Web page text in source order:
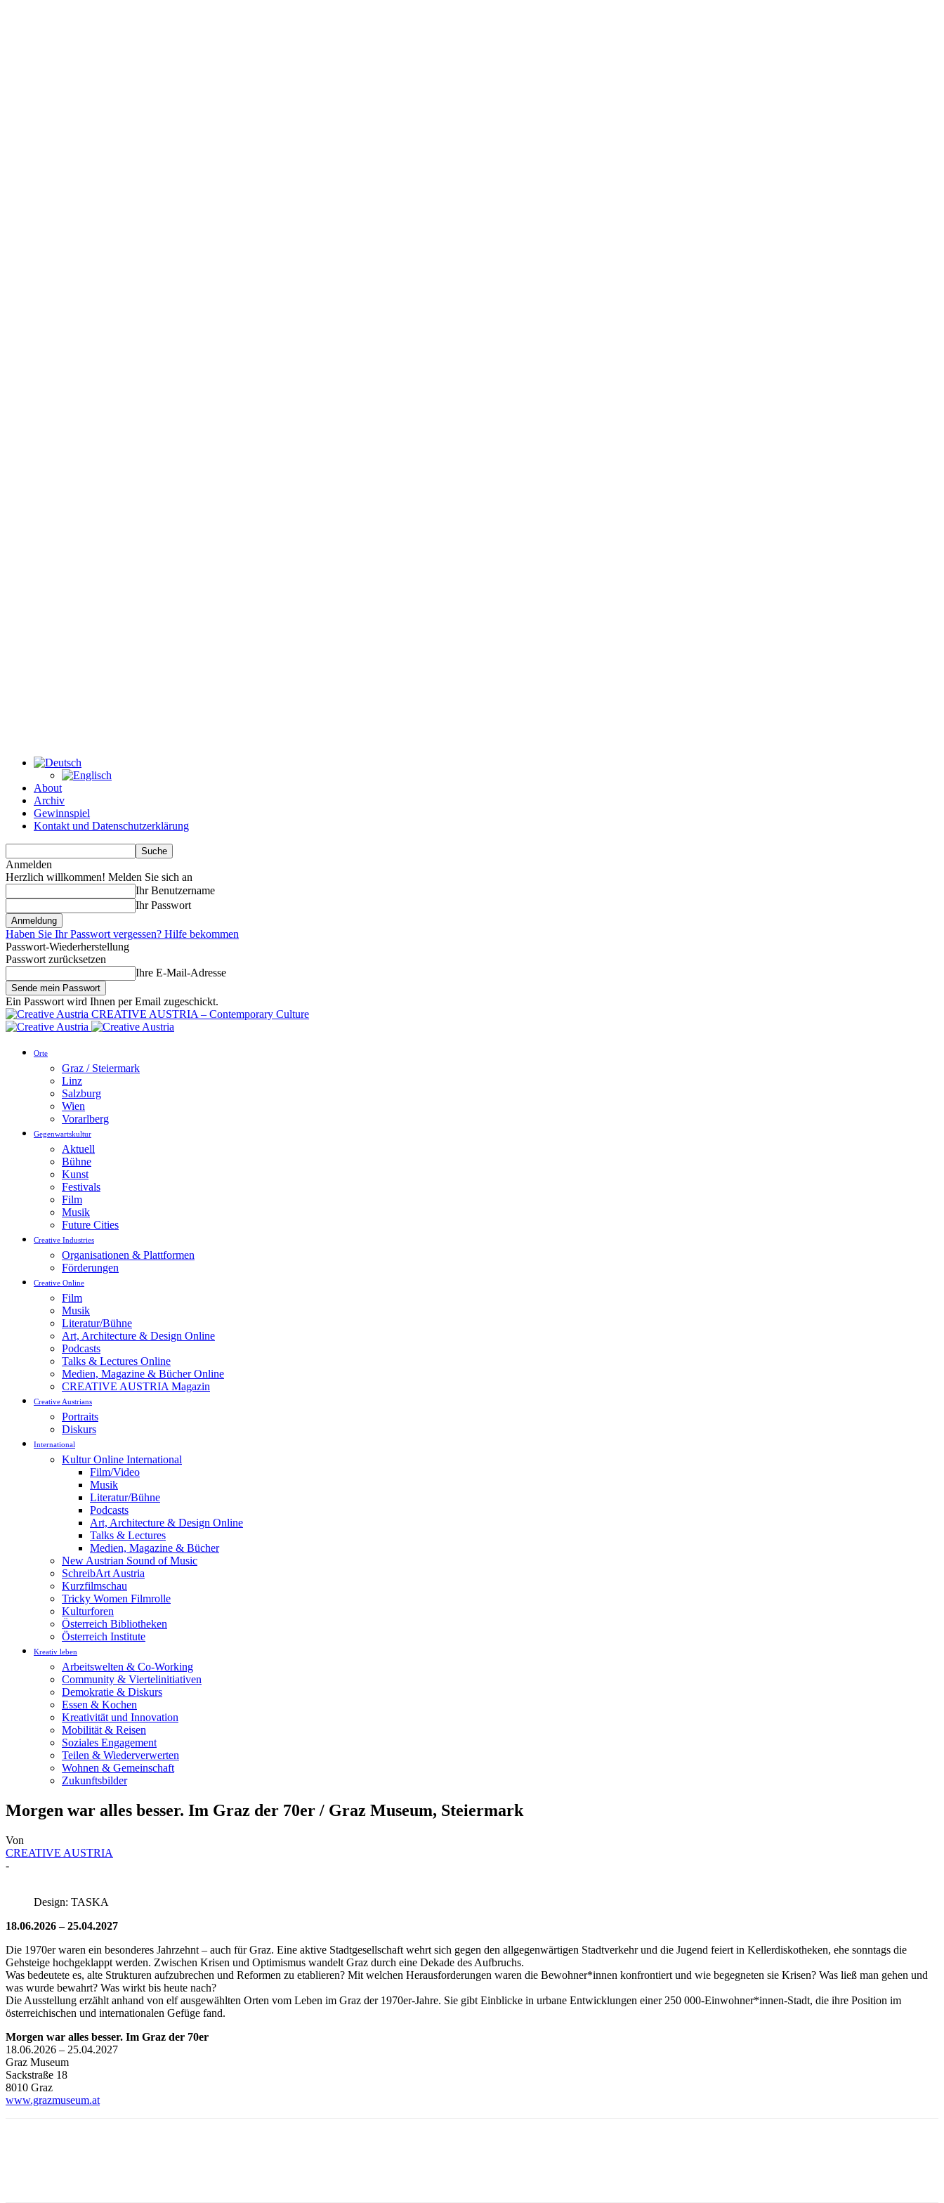
About
Archiv
Gewinnspiel
Kontakt und Datenschutzerklärung
Anmelden
Herzlich willkommen! Melden Sie sich an
Ihr Benutzername
Ihr Passwort
Haben Sie Ihr Passwort vergessen? Hilfe bekommen
Passwort-Wiederherstellung
Passwort zurücksetzen
Ihre E-Mail-Adresse
Ein Passwort wird Ihnen per Email zugeschickt.
CREATIVE AUSTRIA – Contemporary Culture
Orte
Graz / Steiermark
Linz
Salzburg
Wien
Vorarlberg
Gegenwartskultur
Aktuell
Bühne
Kunst
Festivals
Film
Musik
Future Cities
Creative Industries
Organisationen & Plattformen
Förderungen
Creative Online
Film
Musik
Literatur/Bühne
Art, Architecture & Design Online
Podcasts
Talks & Lectures Online
Medien, Magazine & Bücher Online
CREATIVE AUSTRIA Magazin
Creative Austrians
Portraits
Diskurs
International
Kultur Online International
Film/Video
Musik
Literatur/Bühne
Podcasts
Art, Architecture & Design Online
Talks & Lectures
Medien, Magazine & Bücher
New Austrian Sound of Music
SchreibArt Austria
Kurzfilmschau
Tricky Women Filmrolle
Kulturforen
Österreich Bibliotheken
Österreich Institute
Kreativ leben
Arbeitswelten & Co-Working
Community & Viertelinitiativen
Demokratie & Diskurs
Essen & Kochen
Kreativität und Innovation
Mobilität & Reisen
Soziales Engagement
Teilen & Wiederverwerten
Wohnen & Gemeinschaft
Zukunftsbilder
Morgen war alles besser. Im Graz der 70er / Graz Museum, Steiermark
Von
CREATIVE AUSTRIA
-
Design: TASKA
18.06.2026 – 25.04.2027
Die 1970er waren ein besonderes Jahrzehnt – auch für Graz. Eine aktive Stadtgesellschaft wehrt sich gegen den allgegenwärtigen Stadtverkehr und die Jugend feiert in Kellerdiskotheken, ehe sonntags die
Gehsteige hochgeklappt werden. Zwischen Krisen und Optimismus wandelt Graz durch eine Dekade des Aufbruchs.
Was bedeutete es, alte Strukturen aufzubrechen und Reformen zu etablieren? Mit welchen Herausforderungen waren die Bewohner*innen konfrontiert und wie begegneten sie Krisen? Was ließ man gehen und
was wurde bewahrt? Was wirkt bis heute nach?
Die Ausstellung erzählt anhand von elf ausgewählten Orten vom Leben im Graz der 1970er-Jahre. Sie gibt Einblicke in urbane Entwicklungen einer 250 000-Einwohner*innen-Stadt, die ihre Position im
österreichischen und internationalen Gefüge fand.
Morgen war alles besser. Im Graz der 70er
18.06.2026 – 25.04.2027
Graz Museum
Sackstraße 18
8010 Graz
www.grazmuseum.at